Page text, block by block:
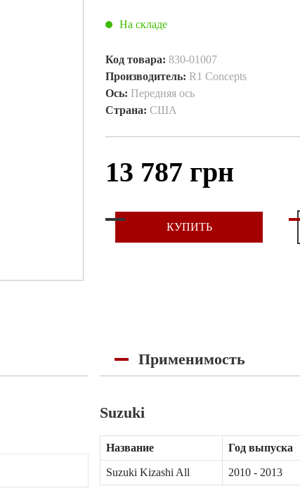
На складе
Код товара: 830-01007
Производитель: R1 Concepts
Ось: Передняя ось
Страна: США
13 787 грн
КУПИТЬ
Применимость
Suzuki
Название Год выпуска
Suzuki Kizashi All 2010 - 2013